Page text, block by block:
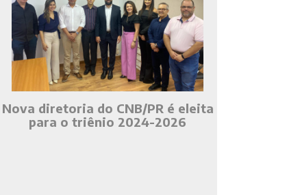
Nova diretoria do CNB/PR é eleita
para o triênio 2024-2026